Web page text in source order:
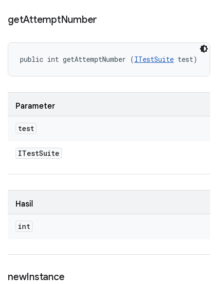
getAttemptNumber
public int getAttemptNumber (ITestSuite test)
Parameter
test
ITestSuite
Hasil
int
newInstance